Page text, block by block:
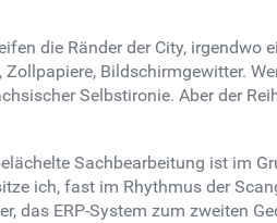
die Ränder der City, irgendwo
Bildschirmgewitter.
Selbstironie. Aber der
Sachbearbeitung ist im
ich, fast im Rhythmus der
das ERP-System zum zweiten